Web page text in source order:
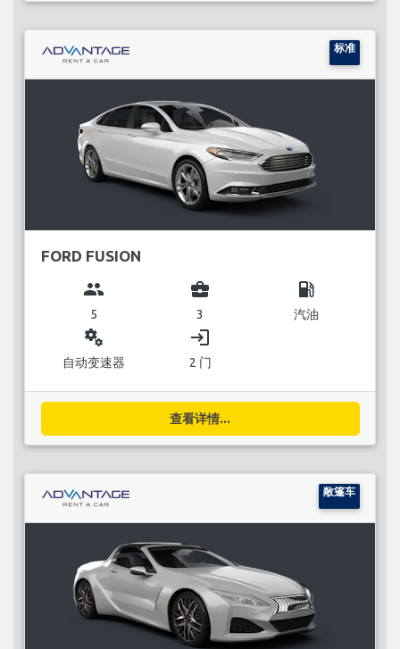
标准
FORD FUSION
group
5
business_center
3
local_gas_station
汽油
miscellaneous_services
自动变速器
login
2 门
查看详情...
敞篷车